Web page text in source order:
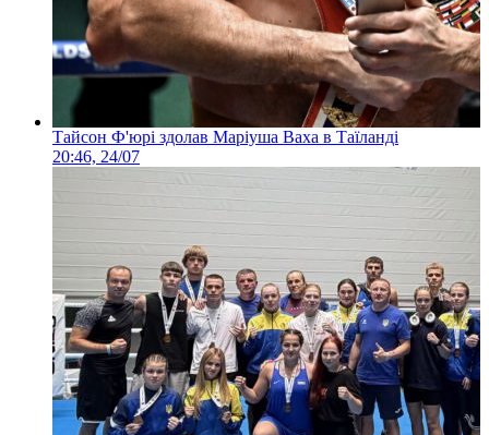
Тайсон Ф'юрі здолав Маріуша Ваха в Таїланді
20:46, 24/07